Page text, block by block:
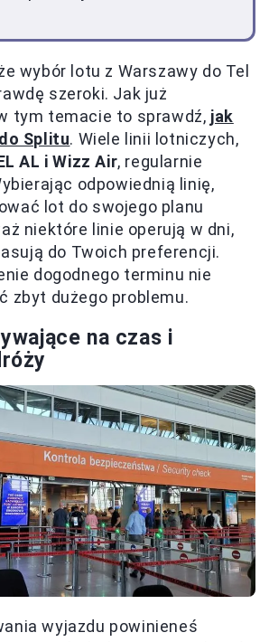
wybór lotu z Warszawy do Tel
szeroki. Jak już
tym temacie to sprawdź, jak
Splitu. Wiele linii lotniczych,
AL i Wizz Air, regularnie
odpowiednią linię,
lot do swojego planu
niektóre linie operują w dni,
do Twoich preferencji.
dogodnego terminu nie
zbyt dużego problemu.
na czas i
wyjazdu powinieneś